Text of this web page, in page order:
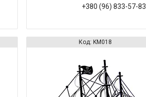
+380 (96) 833-57-83
KM018